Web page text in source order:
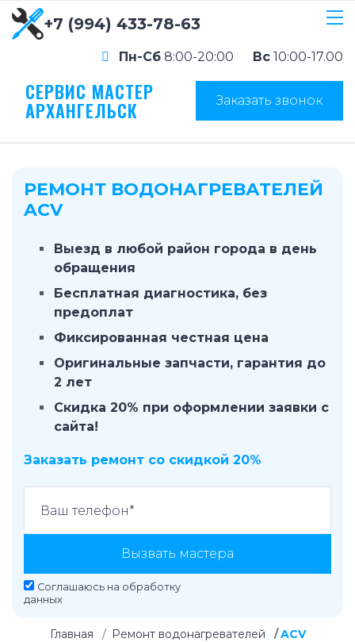
+7 (994) 433-78-63
Пн-Сб 8:00-20:00 Вс 10:00-17.00
СЕРВИС МАСТЕР
АРХАНГЕЛЬСК Заказать звонок
РЕМОНТ ВОДОНАГРЕВАТЕЛЕЙ
ACV
Выезд в любой район города в день
обращения
Бесплатная диагностика, без
предоплат
Фиксированная честная цена
Оригинальные запчасти, гарантия до
2 лет
Скидка 20% при оформлении заявки с
сайта!
Заказать ремонт со скидкой 20%
Вызвать мастера
Соглашаюсь на обработку
данных
Главная Ремонт водонагревателей ACV